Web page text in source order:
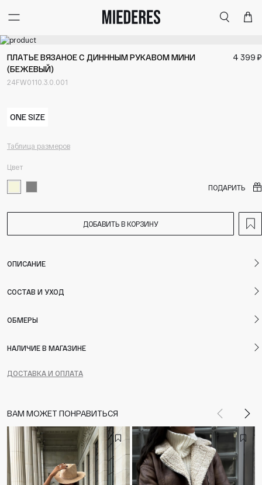
Меню Поиск
ПЛАТЬЕ ВЯЗАНОЕ С ДИНННЫМ РУКАВОМ МИНИ
(БЕЖЕВЫЙ)
24FW0110.3.0.001
4 399 ₽
ONE SIZE
Таблица размеров
Цвет
ПОДАРИТЬ
ДОБАВИТЬ В КОРЗИНУ
ОПИСАНИЕ
СОСТАВ И УХОД
ОБМЕРЫ
НАЛИЧИЕ В МАГАЗИНЕ
ДОСТАВКА И ОПЛАТА
ВАМ МОЖЕТ ПОНРАВИТЬСЯ Назад